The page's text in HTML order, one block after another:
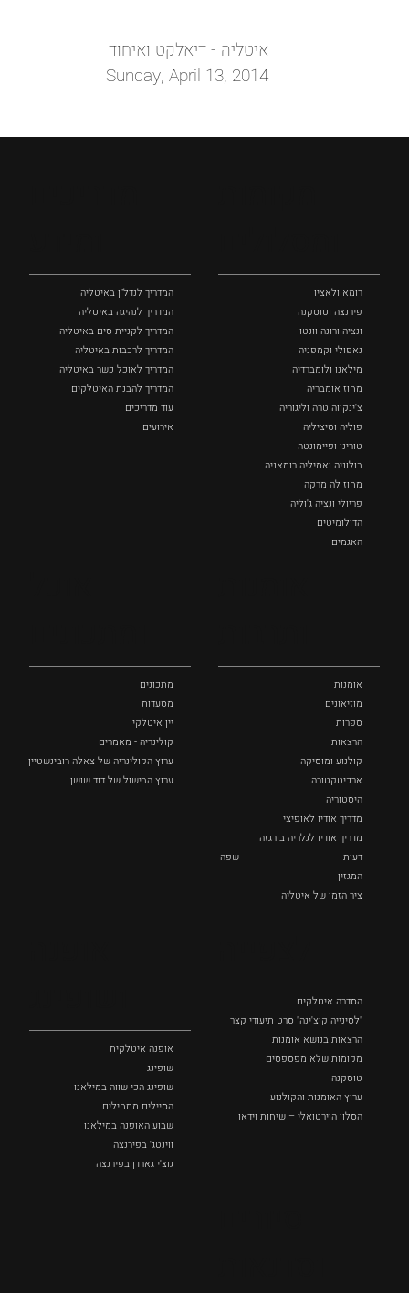
איטליה - דיאלקט ואיחוד
Sunday, April 13, 2014
רומא ולאציו
פירנצה וטוסקנה ‏
ונציה ורונה וונטו
נאפולי‏ וקמפניה
מילאנו ולומברדיה
מחוז אומבריה
צ'ינקווה טרה וליגוריה
פוליה וסיציליה ‏
טורינו ופיימונטה
בולוניה ואמיליה רומאניה
מחוז לה מרקה
פריולי ונציה ג'וליה
הדולומיטים
האגמים
המדריך לנדל"ן באיטליה
המדריך לנהיגה באיטליה
המדריך לקניית סים באיטליה
המדריך לרכבות באיטליה
המדריך לאוכל כשר באיטליה
המדריך להבנת האיטלקים
עוד מדריכים
אירועים
אומנות
מוזיאונים
ספרות
הרצאות
קולנוע ומוסיקה
ארכיטקטורה
היסטוריה
מדריך אודיו לאופיצי
מדריך אודיו לגלריה בורגזה
דעות
שפה
המגזין
ציר הזמן של איטליה
מתכונים
מסעדות
יין איטלקי
קולינריה - מאמרים
ערוץ הקולינריה של צאלה רובינשטיין
ערוץ הבישול של דוד שושן
הסדרה איטלקים
"לסינייה קוצ'ינה" סרט תיעודי קצר
הרצאות בנושא אומנות
מקומות שלא מפספסים
טוסקנה
ערוץ האומנות והקולנוע
הסלון הוירטואלי – שיחות וידאו
אופנה איטלקית
שופינג
שופינג הכי שווה במילאנו
הסיילים מתחילים
שבוע האופנה במילאנו
ווינטג' בפירנצה
גוצ'י גארדן בפירנצה